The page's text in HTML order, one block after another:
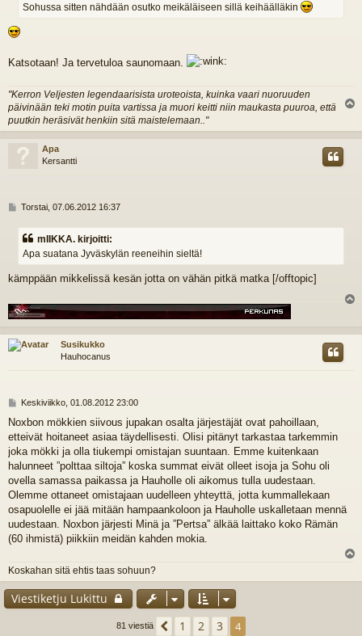
Sohussa sitten nähdään osutko meikäläiseen sillä keihäälläkin
Katsotaan! Ja tervetuloa saunomaan.
"Kerron Veljesten legendaarisista uroteoista, kuinka vaari nuoruuden
päivinään teki motin puita vartissa ja muori keitti niin maukasta puuroa, että
puutkin heräsivät henkiin sitä maistelemaan.."
ö
Apa
Kersantti
V
e
Torstai, 07.06.2012 16:37
mIIKKA. kirjoitti:
Apa suatana Jyväskylän reeneihin sieltä!
kämppään mikkelissä kesän jotta on vähän pitkä matka [/offtopic]
s
Susikukko
Hauhocanus
V
e
s
t
i
Keskiviikko, 01.08.2012 23:00
Noxbon mökkien siivous jupakan osalta järjestäjät ovat pahoillaan,
etteivät hoitaneet asiaa täydellisesti. Olisi pitänyt tarkastaa tarkemmin
joka mökki ja olla tiukempi omistajan suuntaan. Emme kuitenkaan
halunneet ”polttaa siltoja” koska summat eivät olleet isoja ja Sohu oli
ovella samassa paikassa ja Hauholle oli aikomus tulla uudestaan.
Olemme ottaneet omistajaan uudelleen yhteyttä, jotta kummallekaan
osapuolelle ei jää mitään hampaankoloon ja Hauholle uskalletaan mennä
uudestaan. Noxbon järjesti Minä ja ”Pertsa” älkää laittako koko Rämän
(60 ihmistä) piikkiin meidän kahden mokia.
Koskahan sitä ehtis taas sohuun?
ö
Viestiketju Lukittu
81 viestiä Edellinen
1 2 3 4